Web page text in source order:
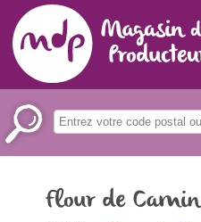
Flour de Camin